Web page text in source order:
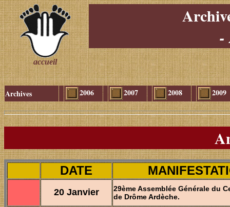
accueil
-
Archives 2006 2007 2008 2009
DATE
20 Janvier
29ème Assemblée Générale du
de Drôme Ardèche.